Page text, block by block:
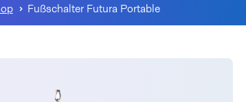
Fußschalter Futura Portable